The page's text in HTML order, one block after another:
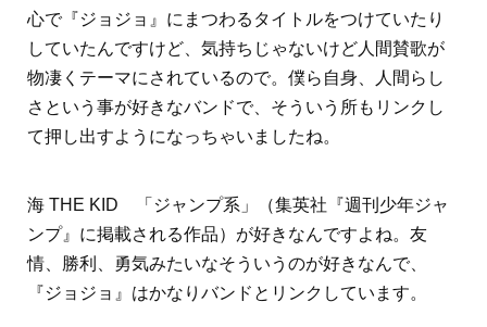
心で『ジョジョ』にまつわるタイトルをつけていたり
していたんですけど、気持ちじゃないけど人間賛歌が
物凄くテーマにされているので。僕ら自身、人間らし
さという事が好きなバンドで、そういう所もリンクし
て押し出すようになっちゃいましたね。
海 THE KID 「ジャンプ系」（集英社『週刊少年ジャ
ンプ』に掲載される作品）が好きなんですよね。友
情、勝利、勇気みたいなそういうのが好きなんで、
『ジョジョ』はかなりバンドとリンクしています。